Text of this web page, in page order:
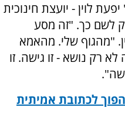
לוין - יועצת חינוכית
לשם כך. "זה מסע
"מהגוף שלי. מהאמא
רק נושא - זו גישה. זו
לכתובת אמיתית